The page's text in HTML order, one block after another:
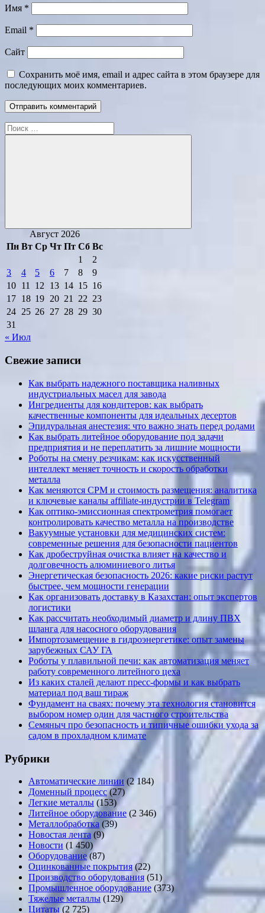
Имя *
Email *
Сайт
Сохранить моё имя, email и адрес сайта в этом браузере для
последующих моих комментариев.
Поиск
для:
Поиск
Август 2026
Пн Вт Ср Чт Пт Сб Вс
1
2
3
4 5 6 7 8
9
10 11 12 13 14 15 16
17 18 19 20 21 22 23
24 25 26 27 28 29 30
31
« Июл
Свежие записи
Как выбрать надежного поставщика наливных
индустриальных масел для завода
Ингредиенты для кондитеров: как выбрать
качественные компоненты для идеальных десертов
Эпидуральная анестезия: что важно знать перед родами
Как выбрать литейное оборудование под задачи
предприятия и не переплатить за лишние мощности
Роботы на смену резчикам: как искусственный
интеллект меняет точность и скорость обработки
металла
Как меняются CPM и стоимость размещения: аналитика
и ключевые каналы affiliate-индустрии в Telegram
Как оптико-эмиссионная спектрометрия помогает
контролировать качество металла на производстве
Вакуумные установки для медицинских систем:
современные решения для безопасности пациентов
Как дробеструйная очистка влияет на качество и
долговечность алюминиевого литья
Энергетическая безопасность 2026: какие риски растут
быстрее, чем мощности генерации
Как организовать доставку в Казахстан: опыт экспертов
логистики
Как рассчитать необходимый диаметр и длину ПВХ
шланга для насосного оборудования
Импортозамещение в гидроэнергетике: опыт замены
зарубежных САУ ГА
Роботы у плавильной печи: как автоматизация меняет
работу современного литейного цеха
Из каких сталей делают пресс-формы и как выбрать
материал под ваш тираж
Фундамент на сваях: почему эта технология становится
выбором номер один для частного строительства
Семяныч про безопасность и типичные ошибки ухода за
садом в прохладном климате
Рубрики
Автоматические линии (2 184)
Доменный процесс(27)
Легкие металлы (153)
Литейное оборудование (2 346)
Металлобработка (39)
Новостая лента (9)
Новости (1 450)
Оборудование(87)
Оцинкованные покрытия (22)
Производство оборудования (51)
Промышленное оборудование (373)
Тяжелые металлы (129)
Цитаты(2 725)